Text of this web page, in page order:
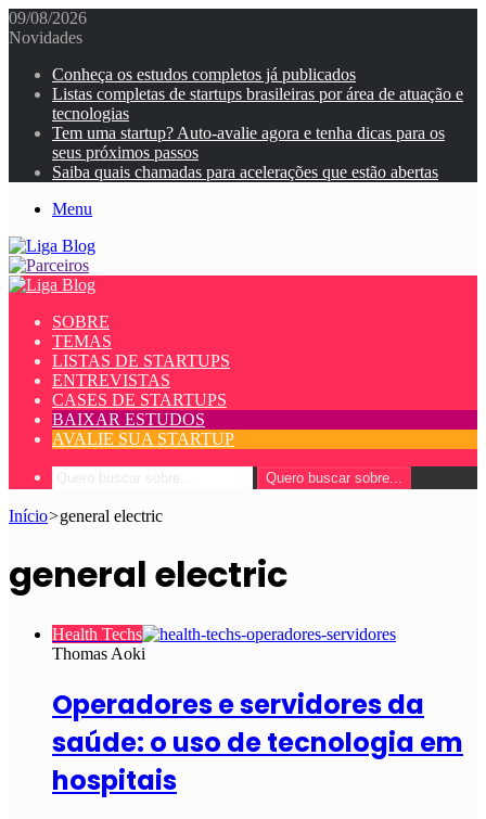
09/08/2026
Novidades
Conheça os estudos completos já publicados
Listas completas de startups brasileiras por área de atuação e
tecnologias
Tem uma startup? Auto-avalie agora e tenha dicas para os
seus próximos passos
Saiba quais chamadas para acelerações que estão abertas
Menu
SOBRE
TEMAS
LISTAS DE STARTUPS
ENTREVISTAS
CASES DE STARTUPS
BAIXAR ESTUDOS
AVALIE SUA STARTUP
Quero buscar sobre...
Início>general electric
general electric
Health Techs
Thomas Aoki
Operadores e servidores da
saúde: o uso de tecnologia em
hospitais